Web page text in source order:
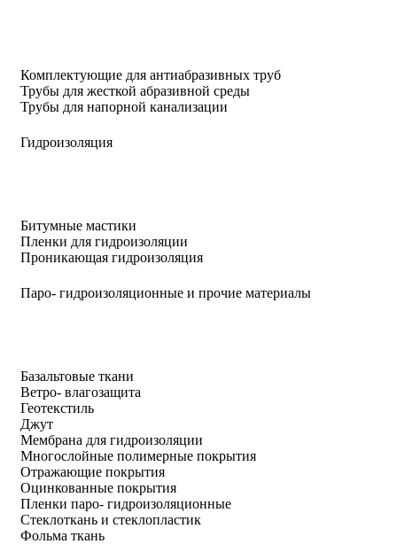
Комплектующие для антиабразивных труб
Трубы для жесткой абразивной среды
Трубы для напорной канализации
Гидроизоляция
Битумные мастики
Пленки для гидроизоляции
Проникающая гидроизоляция
Паро- гидроизоляционные и прочие материалы
Базальтовые ткани
Ветро- влагозащита
Геотекстиль
Джут
Мембрана для гидроизоляции
Многослойные полимерные покрытия
Отражающие покрытия
Оцинкованные покрытия
Пленки паро- гидроизоляционные
Стеклоткань и стеклопластик
Фольма ткань